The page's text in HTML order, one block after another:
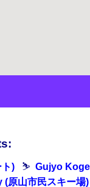
) ⛷ Gujyo
(原山市民スキー場)